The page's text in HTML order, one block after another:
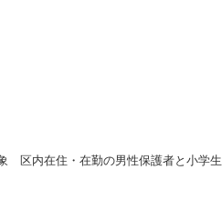
内在住・在勤の男性保護者と小学生